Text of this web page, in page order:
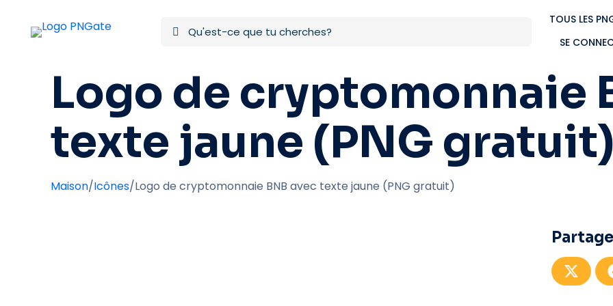
TOUS LES
SE
Logo de cryptomonnaie
texte jaune (PNG gratuit)
Maison/Icônes/Logo de cryptomonnaie BNB avec texte jaune (PNG gratuit)
r